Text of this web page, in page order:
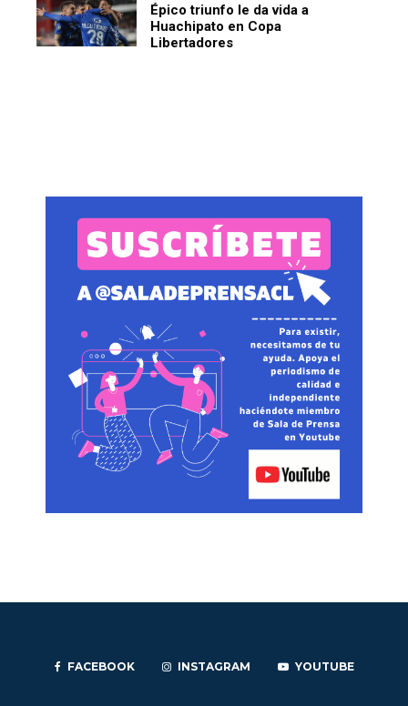
Épico triunfo le da vida a
Huachipato en Copa
Libertadores
FACEBOOK INSTAGRAM YOUTUBE